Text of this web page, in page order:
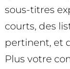
sous-titres
courts, des
pertinent, et
Plus votre